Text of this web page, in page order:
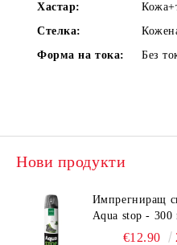
Хастар:
Стелка:
Форма на тока:
Без
Нови продукти
Импрегниращ
Aqua stop - 300
€12.90